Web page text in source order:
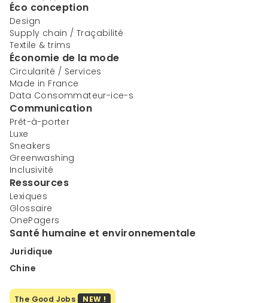
Éco conception
Design
Supply chain / Traçabilité
Textile & trims
Économie de la mode
Circularité / Services
Made in France
Data Consommateur-ice-s
Communication
Prêt-à-porter
Luxe
Sneakers
Greenwashing
Inclusivité
Ressources
Lexiques
Glossaire
OnePagers
Santé humaine et environnementale
Juridique
Chine
The Good Jobs NEW !